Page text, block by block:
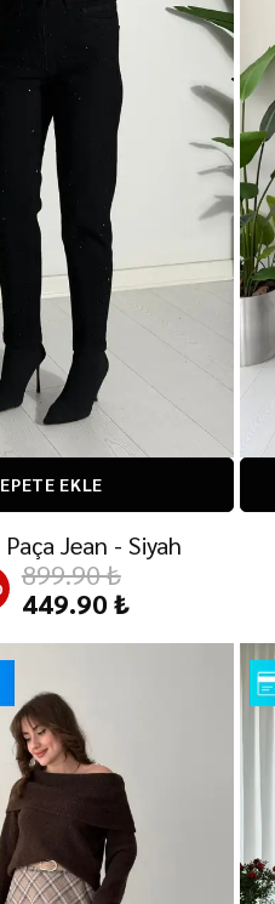
EKLE
Paça Jean - Siyah
899.90 ₺
449.90 ₺